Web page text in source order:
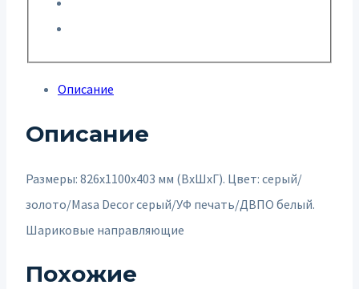
Описание
Описание
Размеры: 826х1100х403 мм (ВхШхГ). Цвет: серый/
золото/Masa Decor серый/УФ печать/ДВПО белый.
Шариковые направляющие
Похожие